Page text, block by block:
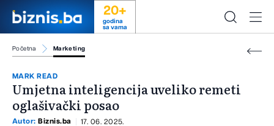
20+
godina
sa vama
Početna Marketing
MARK READ
Umjetna inteligencija uveliko remeti
oglašivački posao
Autor: Biznis.ba 17. 06. 2025.